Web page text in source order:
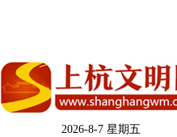
2026-8-7 星期五